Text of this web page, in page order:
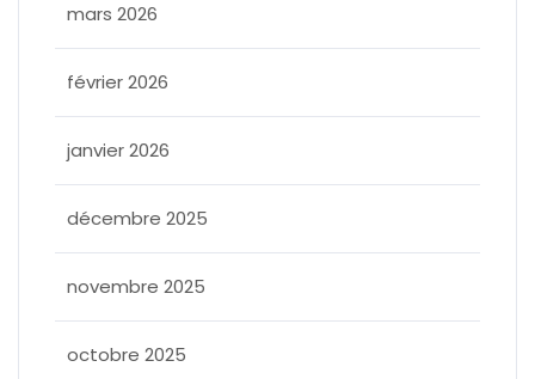
mars 2026
février 2026
janvier 2026
décembre 2025
novembre 2025
octobre 2025